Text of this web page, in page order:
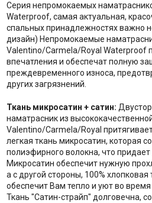
Серия непромокаемых
Waterproof, самая актуальная,
спальных принадлежностях важно
дизайн) Непромокаемые
Valentino/Carmela/Royal Waterproof
впечатления и обеспечат полную
преждевременного износа,
других загрязнений.
Ткань микросатин + сатин:
наматрасник из
Valentino/Carmela/Royal
легкая ткань микросатин, которая
полиэфирного волокна, что придает
Микросатин обеспечит нужную
а с другой стороны, 100% хлопковая
обеспечит Вам тепло и уют во
Ткань "Сатин-страйп" долговечна,